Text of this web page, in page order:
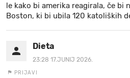
le kako bi amerika reagirala, če bi
Boston, ki bi ubila 120 katoliških
Dieta
23:28 17.JUNIJ 2026.
PRIJAVI